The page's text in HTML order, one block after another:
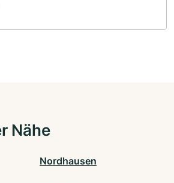
Nähe
Nordhausen